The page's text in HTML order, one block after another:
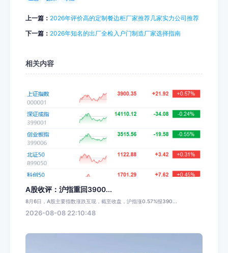
上一篇： 2026年评价高的定制餐边柜厂家推荐几家实力公司推荐
下一篇： 2026年知名的出厂全检入户门制造厂家选择指南
相关内容
A股收评：沪指重回3900...
8月6日，A股主要指数涨跌互现，截至收盘，沪指涨0.57%报390...
2026-08-08 22:10:48